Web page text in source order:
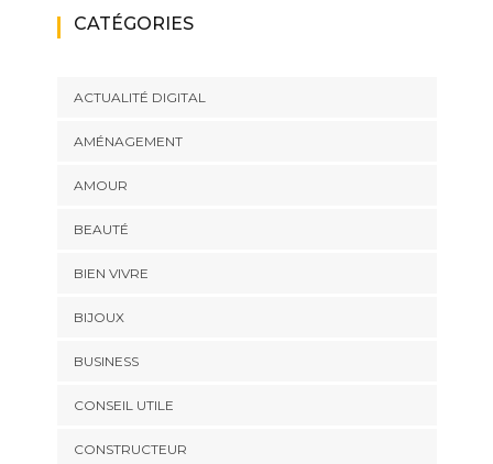
CATÉGORIES
ACTUALITÉ DIGITAL
AMÉNAGEMENT
AMOUR
BEAUTÉ
BIEN VIVRE
BIJOUX
BUSINESS
CONSEIL UTILE
CONSTRUCTEUR